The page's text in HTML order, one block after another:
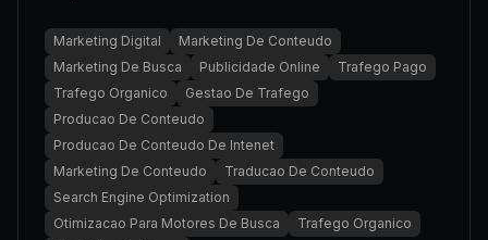
Marketing Digital
Marketing De Conteudo
Marketing De Busca
Publicidade Online
Trafego Pago
Trafego Organico
Gestao De Trafego
Producao De Conteudo
Producao De Conteudo De Intenet
Marketing De Conteudo
Traducao De Conteudo
Search Engine Optimization
Otimizacao Para Motores De Busca
Trafego Organico